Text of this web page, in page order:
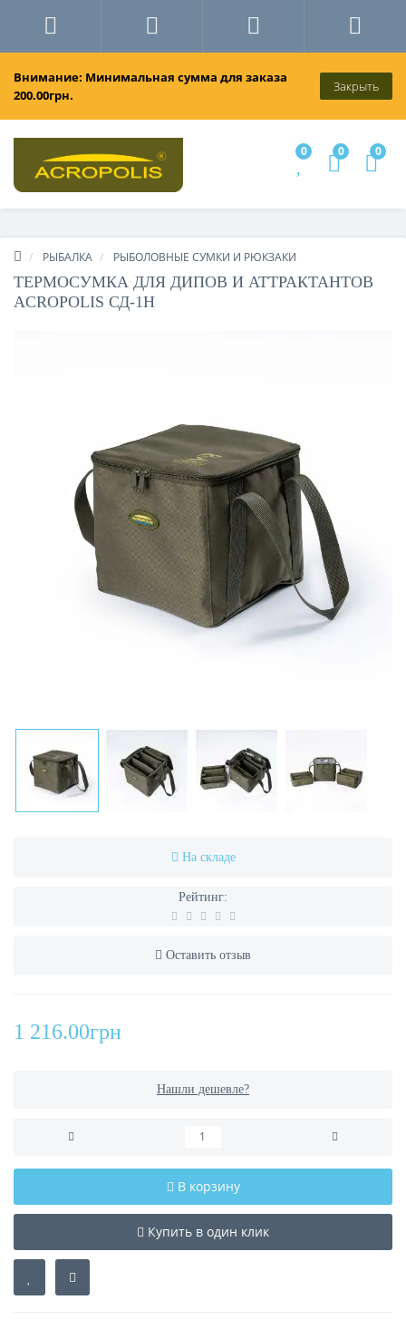
Внимание: Минимальная сумма для заказа
200.00грн.
Закрыть
0 0 0
РЫБАЛКА РЫБОЛОВНЫЕ СУМКИ И РЮКЗАКИ
ТЕРМОСУМКА ДЛЯ ДИПОВ И АТТРАКТАНТОВ
ACROPOLIS СД-1Н
На складе
Рейтинг:
Оставить отзыв
1 216.00грн
Нашли дешевле?
В корзину
Купить в один клик